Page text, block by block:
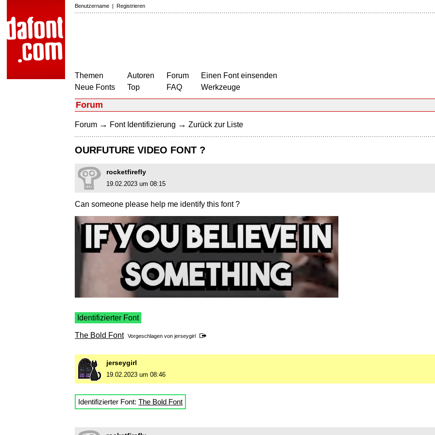
Benutzername | Registrieren
Themen
Neue Fonts
Autoren
Top
Forum
FAQ
Einen Font einsenden
Werkzeuge
Forum
Forum → Font Identifizierung → Zurück zur Liste
OURFUTURE VIDEO FONT ?
rocketfirefly
19.02.2023 um 08:15
Can someone please help me identify this font ?
Identifizierter Font
The Bold Font Vorgeschlagen von jerseygirl
jerseygirl
19.02.2023 um 08:46
Identifizierter Font: The Bold Font